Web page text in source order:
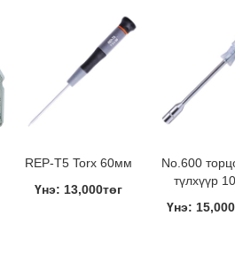
REP-T5 Torx 60мм
Үнэ: 13,000төг
No.600
түлхүүр
Үнэ: